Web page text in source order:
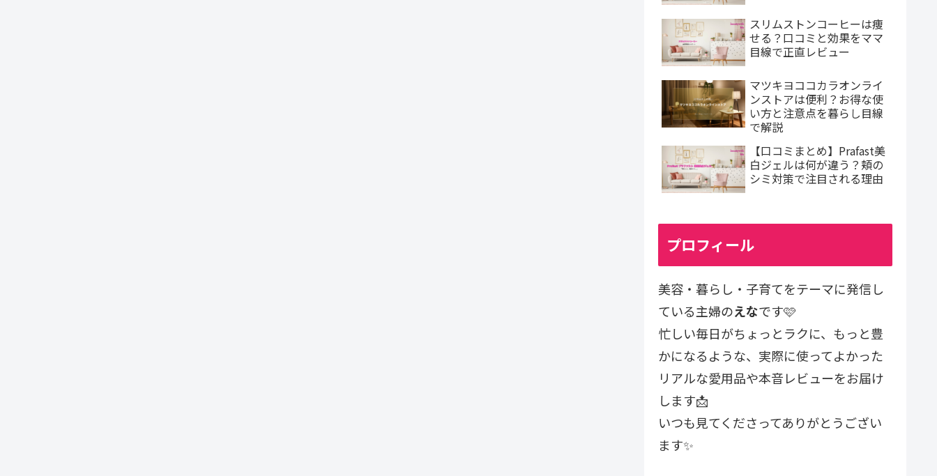
スリムストンコーヒーは痩
せる？口コミと効果をママ
目線で正直レビュー
マツキヨココカラオンライ
ンストアは便利？お得な使
い方と注意点を暮らし目線
で解説
【口コミまとめ】Prafast美
白ジェルは何が違う？頬の
シミ対策で注目される理由
プロフィール
美容・暮らし・子育てをテーマに発信し
ている主婦のえなです🩷
忙しい毎日がちょっとラクに、もっと豊
かになるような、実際に使ってよかった
リアルな愛用品や本音レビューをお届け
します📩
いつも見てくださってありがとうござい
ます✨